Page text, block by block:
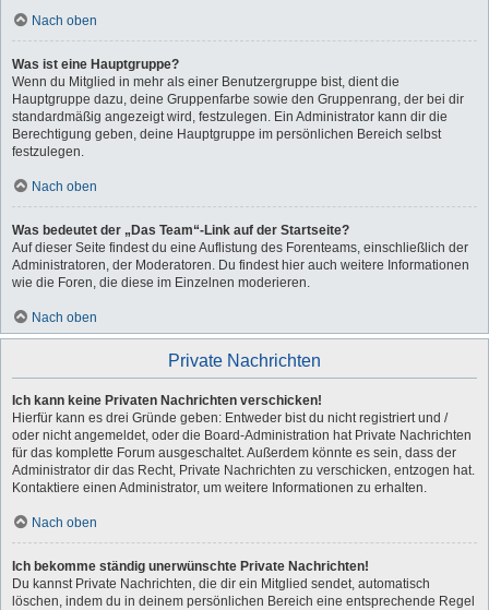
Nach oben
Was ist eine Hauptgruppe?
Wenn du Mitglied in mehr als einer Benutzergruppe bist, dient die
Hauptgruppe dazu, deine Gruppenfarbe sowie den Gruppenrang, der bei dir
standardmäßig angezeigt wird, festzulegen. Ein Administrator kann dir die
Berechtigung geben, deine Hauptgruppe im persönlichen Bereich selbst
festzulegen.
Nach oben
Was bedeutet der „Das Team“-Link auf der Startseite?
Auf dieser Seite findest du eine Auflistung des Forenteams, einschließlich der
Administratoren, der Moderatoren. Du findest hier auch weitere Informationen
wie die Foren, die diese im Einzelnen moderieren.
Nach oben
Private Nachrichten
Ich kann keine Privaten Nachrichten verschicken!
Hierfür kann es drei Gründe geben: Entweder bist du nicht registriert und /
oder nicht angemeldet, oder die Board-Administration hat Private Nachrichten
für das komplette Forum ausgeschaltet. Außerdem könnte es sein, dass der
Administrator dir das Recht, Private Nachrichten zu verschicken, entzogen hat.
Kontaktiere einen Administrator, um weitere Informationen zu erhalten.
Nach oben
Ich bekomme ständig unerwünschte Private Nachrichten!
Du kannst Private Nachrichten, die dir ein Mitglied sendet, automatisch
löschen, indem du in deinem persönlichen Bereich eine entsprechende Regel